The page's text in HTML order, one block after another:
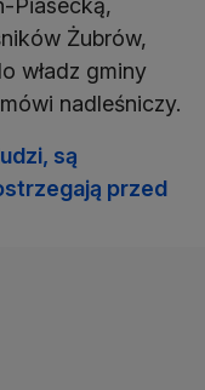
Piasecką,
Żubrów,
władz gminy
nadleśniczy.
są
przed